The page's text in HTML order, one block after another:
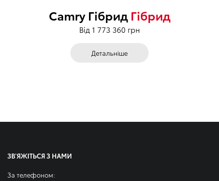
Camry Гібрид Гібрид
Від 1 773 360 грн
Детальніше
ЗВ'ЯЖІТЬСЯ З НАМИ
За телефоном: